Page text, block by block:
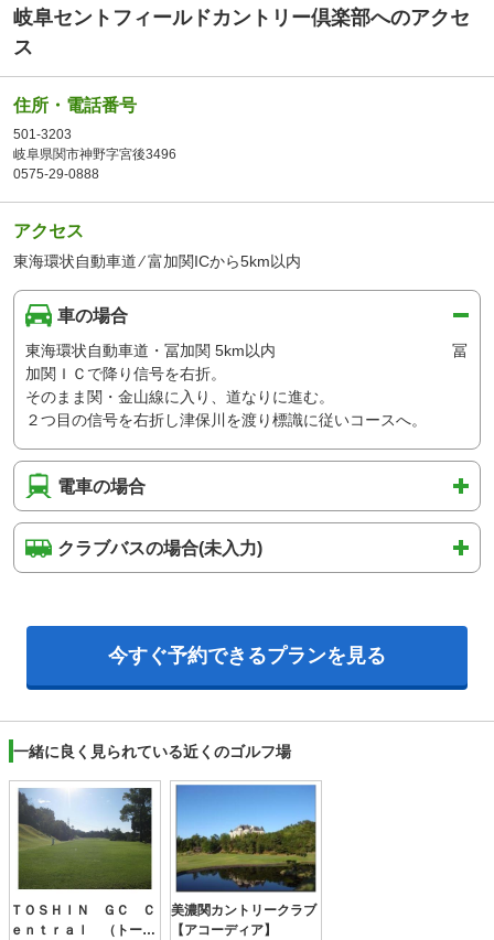
岐阜セントフィールドカントリー倶楽部へのアクセ
ス
住所・電話番号
501-3203
岐阜県関市神野字宮後3496
0575-29-0888
アクセス
東海環状自動車道 ⁄ 富加関ICから5km以内
車の場合
東海環状自動車道・冨加関 5km以内 冨
加関ＩＣで降り信号を右折。
そのまま関・金山線に入り、道なりに進む。
２つ目の信号を右折し津保川を渡り標識に従いコースへ。
電車の場合
クラブバスの場合(未入力)
今すぐ予約できるプランを見る
一緒に良く見られている近くのゴルフ場
ＴＯＳＨＩＮ ＧＣ Ｃ
ｅｎｔｒａｌ （トーシ
美濃関カントリークラブ
【アコーディア】